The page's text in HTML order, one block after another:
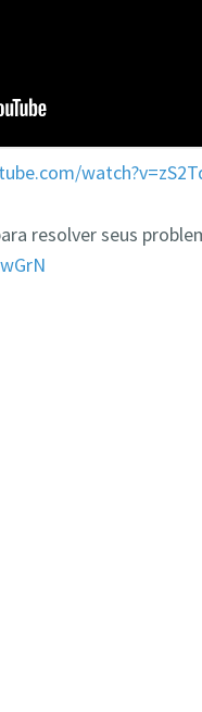
resolver seus